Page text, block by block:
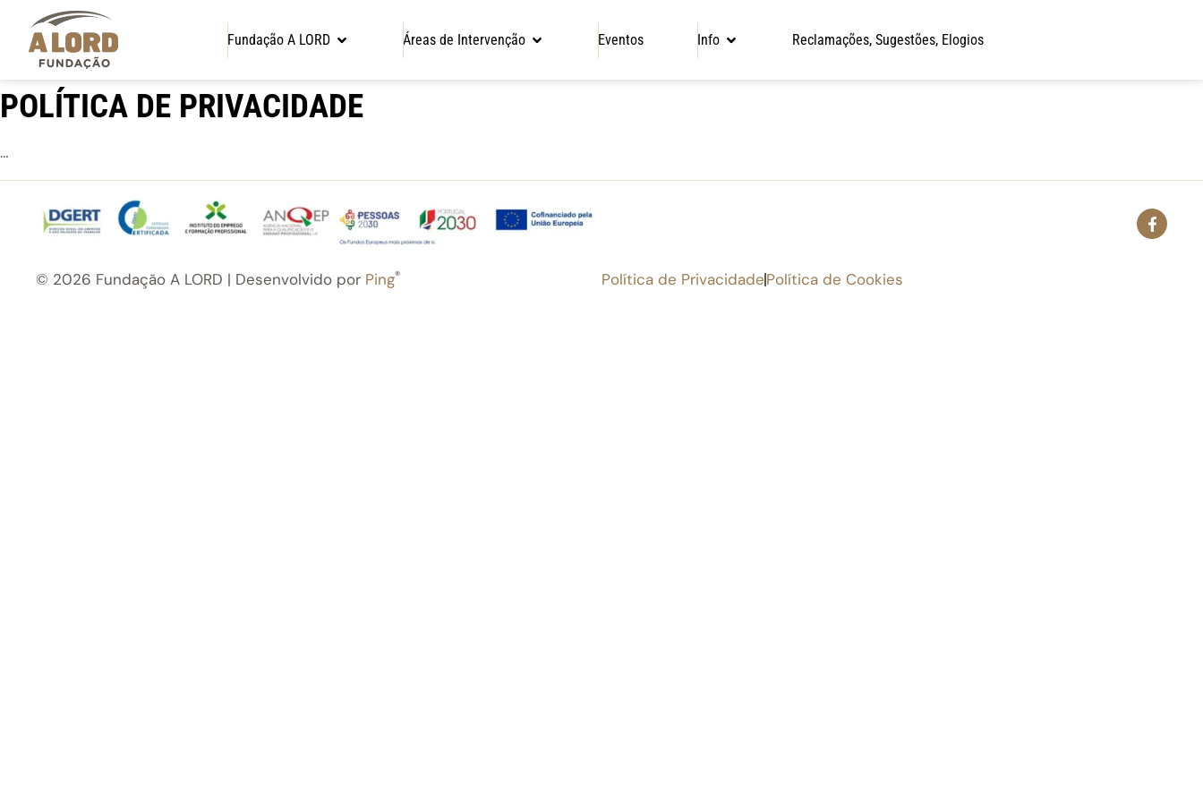
content
Fundação A LORD Áreas de Intervenção Eventos Info Reclamações, Sugestões, Elogios
POLÍTICA DE PRIVACIDADE
…
© 2026 Fundação A LORD | Desenvolvido por Ping® Política de PrivacidadePolítica de Cookies